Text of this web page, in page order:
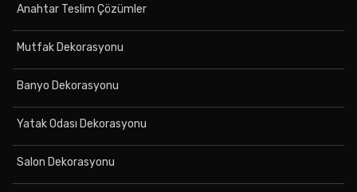
Anahtar Teslim Çözümler
Mutfak Dekorasyonu
Banyo Dekorasyonu
Yatak Odası Dekorasyonu
Salon Dekorasyonu